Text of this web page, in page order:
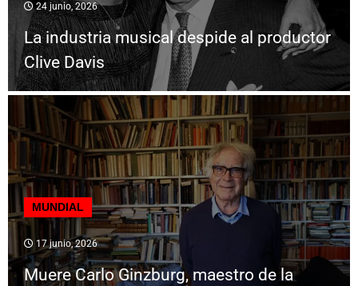
24 junio, 2026
La industria musical despide al productor
Clive Davis
MUNDIAL
17 junio, 2026
Muere Carlo Ginzburg, maestro de la